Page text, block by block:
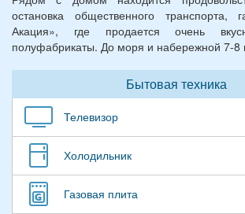
остановка общественного транспорта,
Акация», где продается очень
полуфабрикаты. До моря и набережной 7-8
Бытовая техника
Телевизор
Холодильник
Газовая плита